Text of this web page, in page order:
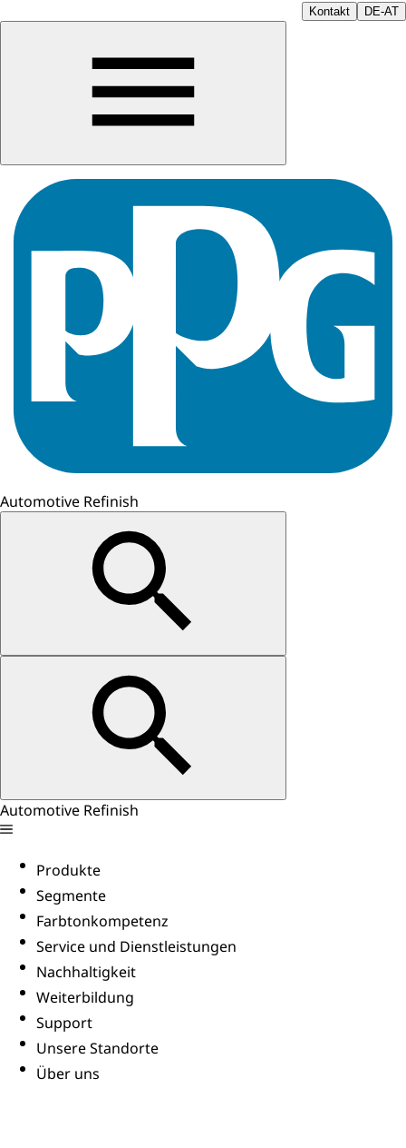
Kontakt DE-AT
Automotive Refinish
Automotive Refinish
Produkte
Segmente
Farbtonkompetenz
Service und Dienstleistungen
Nachhaltigkeit
Weiterbildung
Support
Unsere Standorte
Über uns